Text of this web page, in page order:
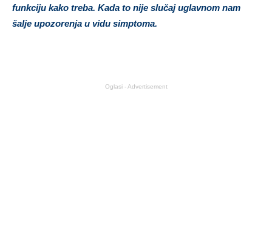
funkciju kako treba. Kada to nije slučaj uglavnom nam
šalje upozorenja u vidu simptoma.
Oglasi - Advertisement